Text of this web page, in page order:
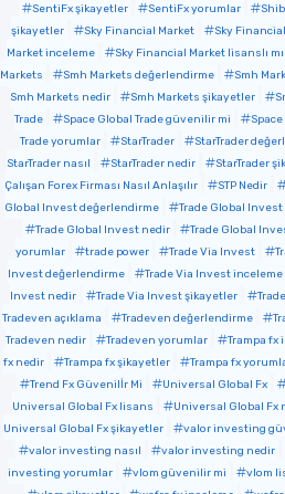
SentiFx şikayetler
SentiFx yorumlar
şikayetler
Sky Financial Market Sky
Market inceleme
Sky Financial Market lisanslı mı
Markets
Smh Markets değerlendirme Smh
Smh Markets nedir
Smh Markets şikayetler
Trade
Space Global Trade güvenilir mi
Trade yorumlar
StarTrader StarTrader
StarTrader nasıl
StarTrader nedir StarTrader
Çalışan Forex Firması Nasıl Anlaşılır
STP Nedir
Global Invest değerlendirme
Trade Global
Trade Global Invest nedir
Trade Global
yorumlar
trade power Trade Via Invest
Invest değerlendirme
Trade Via Invest inceleme
Invest nedir
Trade Via Invest şikayetler
Tradeven açıklama
Tradeven değerlendirme
Tradeven nedir
Tradeven yorumlar Trampa fx
fx nedir
Trampa fx şikayetler Trampa fx
Trend Fx Güvenilİr Mi
Universal Global Fx
Universal Global Fx lisans
Universal Global Fx
Universal Global Fx şikayetler
valor investing
valor investing nasıl
valor investing nedir
investing yorumlar
vlom güvenilir mi vlom